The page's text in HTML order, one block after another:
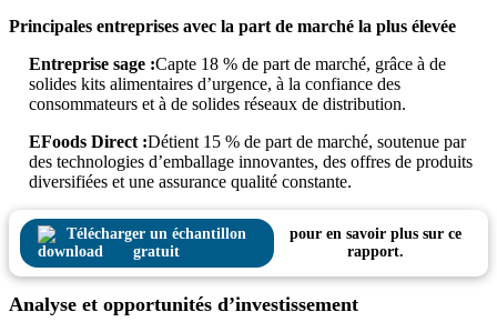
Principales entreprises avec la part de marché la plus élevée
Entreprise sage :Capte 18 % de part de marché, grâce à de
solides kits alimentaires d’urgence, à la confiance des
consommateurs et à de solides réseaux de distribution.
EFoods Direct :Détient 15 % de part de marché, soutenue par
des technologies d’emballage innovantes, des offres de produits
diversifiées et une assurance qualité constante.
Télécharger un échantillon
gratuit
pour en savoir plus sur ce
rapport.
Analyse et opportunités d’investissement